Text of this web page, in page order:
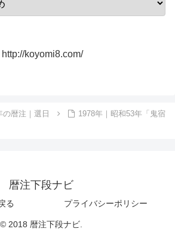
koyomi8.com/
の暦注｜選日
1978年｜昭和53年「鬼宿
暦注下段ナビ
る プライバシーポリシー
© 2018 暦注下段ナビ.